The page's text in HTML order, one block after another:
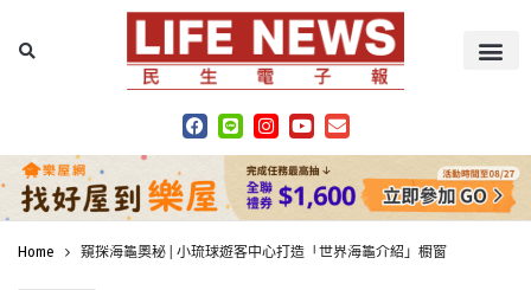
Home 窺探海龜奧秘│小琉球遊客中心打造「世界海龜介紹」櫥窗